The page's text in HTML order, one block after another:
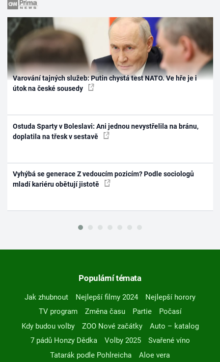
Varování tajných služeb: Putin chystá test NATO. Ve hře je i
útok na české sousedy
Ostuda Sparty v Boleslavi: Ani jednou nevystřelila na bránu,
doplatila na třesk v sestavě
Vyhýbá se generace Z vedoucím pozicím? Podle sociologů
mladí kariéru obětují jistotě
Populární témata
Jak zhubnout Nejlepší filmy 2024
Nejlepší horory
TV program
Změna času Partie
Počasí
Kdy budou volby
ZOO Nové začátky
Auto – katalog
7 pádů Honzy Dědka
Volby 2025
Svařené víno
Tatarák podle Pohlreicha
Aloe vera